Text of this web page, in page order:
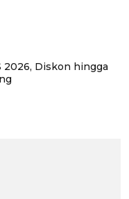
2026, Diskon hingga